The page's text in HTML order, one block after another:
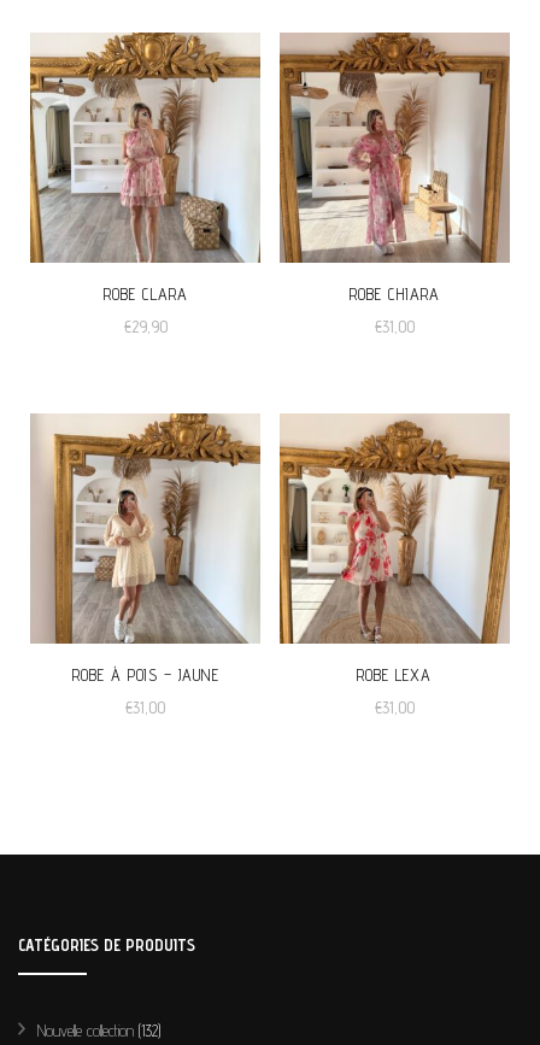
ROBE CLARA
€29,90
ROBE CHIARA
€31,00
ROBE À POIS – JAUNE
€31,00
ROBE LEXA
€31,00
CATÉGORIES DE PRODUITS
Nouvelle collection (132)